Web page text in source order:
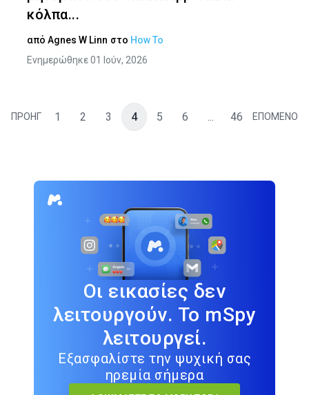
κόλπα...
από Agnes W Linn στο How To
Ενημερώθηκε 01 Ιούν, 2026
ΠΡΟΗΓ 1 2 3 4 5 6 ... 46 ΕΠΟΜΕΝΟ
Οι εικασίες δεν
λειτουργούν. Το mSpy
λειτουργεί.
Εξασφαλίστε την ψυχική σας
ηρεμία σήμερα